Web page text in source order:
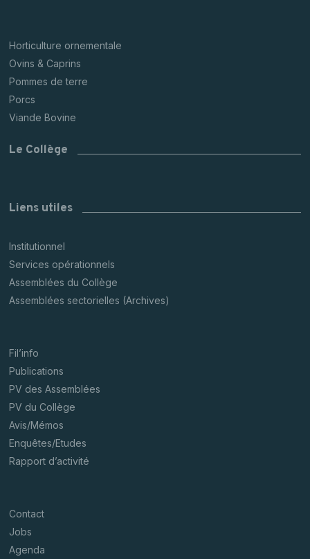
Horticulture ornementale
Ovins & Caprins
Pommes de terre
Porcs
Viande Bovine
Le Collège
Liens utiles
Institutionnel
Services opérationnels
Assemblées du Collège
Assemblées sectorielles (Archives)
Fil’info
Publications
PV des Assemblées
PV du Collège
Avis/Mémos
Enquêtes/Etudes
Rapport d’activité
Contact
Jobs
Agenda